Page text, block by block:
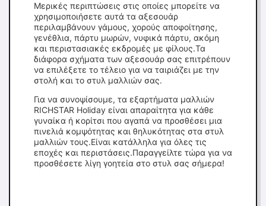
Μερικές περιπτώσεις στις οποίες μπορείτε να
χρησιμοποιήσετε αυτά τα αξεσουάρ
περιλαμβάνουν γάμους, χορούς αποφοίτησης,
γενέθλια, πάρτυ μωρών, νυφικά πάρτυ, ακόμη
και περιστασιακές εκδρομές με φίλους.Τα
διάφορα σχήματα των αξεσουάρ σας επιτρέπουν
να επιλέξετε το τέλειο για να ταιριάζει με την
στολή και το στυλ μαλλιών σας.
Για να συνοψίσουμε, τα εξαρτήματα μαλλιών
RICHSTAR Holiday είναι απαραίτητα για κάθε
γυναίκα ή κορίτσι που αγαπά να προσθέσει μια
πινελιά κομψότητας και θηλυκότητας στα στυλ
μαλλιών τους.Είναι κατάλληλα για όλες τις
εποχές και περιστάσεις.Παραγγείλτε τώρα για να
προσθέσετε λίγη γοητεία στο στυλ σας σήμερα!